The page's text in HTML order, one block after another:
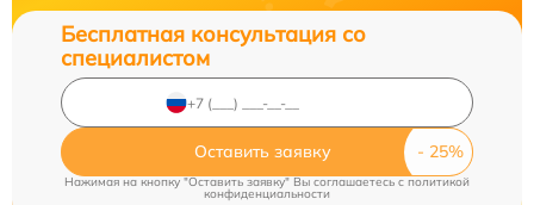
Бесплатная консультация со
специалистом
Оставить заявку
Нажимая на кнопку "Оставить заявку" Вы соглашаетесь c политикой
конфиденциальности